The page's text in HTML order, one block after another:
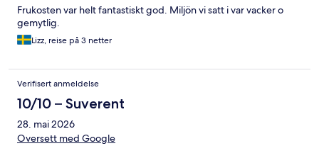
Frukosten var helt fantastiskt god. Miljön vi satt i var vacker o
gemytlig.
Lizz, reise på 3 netter
Verifisert anmeldelse
10/10 – Suverent
28. mai 2026
Oversett med Google